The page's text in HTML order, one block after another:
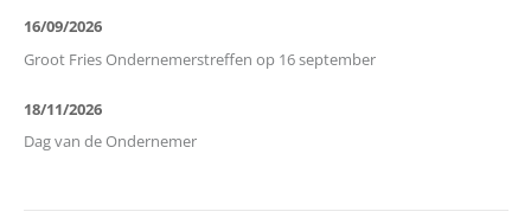
16/09/2026
Groot Fries Ondernemerstreffen op 16 september
18/11/2026
Dag van de Ondernemer